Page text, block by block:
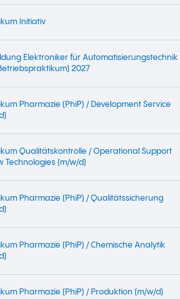
Initiativ
Elektroniker für Automatisierungstechnik
2027
Pharmazie (PhiP) / Development Service
Qualitätskontrolle / Operational Support
Technologies (m/w/d)
Pharmazie (PhiP) / Qualitätssicherung
Pharmazie (PhiP) / Chemische Analytik
Pharmazie (PhiP) / Produktion (m/w/d)